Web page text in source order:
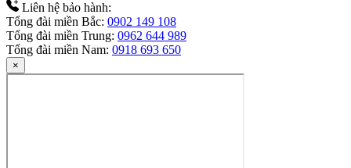
Liên hệ bảo hành:
Tổng đài miền Bắc: 0902 149 108
Tổng đài miền Trung: 0962 644 989
Tổng đài miền Nam: 0918 693 650
×